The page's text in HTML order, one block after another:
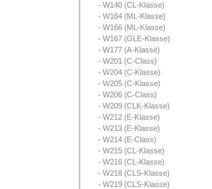
- W140 (CL-Klasse)
- W164 (ML-Klasse)
- W166 (ML-Klasse)
- W167 (GLE-Klasse)
- W177 (A-Klasse)
- W201 (C-Class)
- W204 (C-Klasse)
- W205 (C-Klasse)
- W206 (C-Class)
- W209 (CLK-Klasse)
- W212 (E-Klasse)
- W213 (E-Klasse)
- W214 (E-Class)
- W215 (CL-Klasse)
- W216 (CL-Klasse)
- W218 (CLS-Klasse)
- W219 (CLS-Klasse)